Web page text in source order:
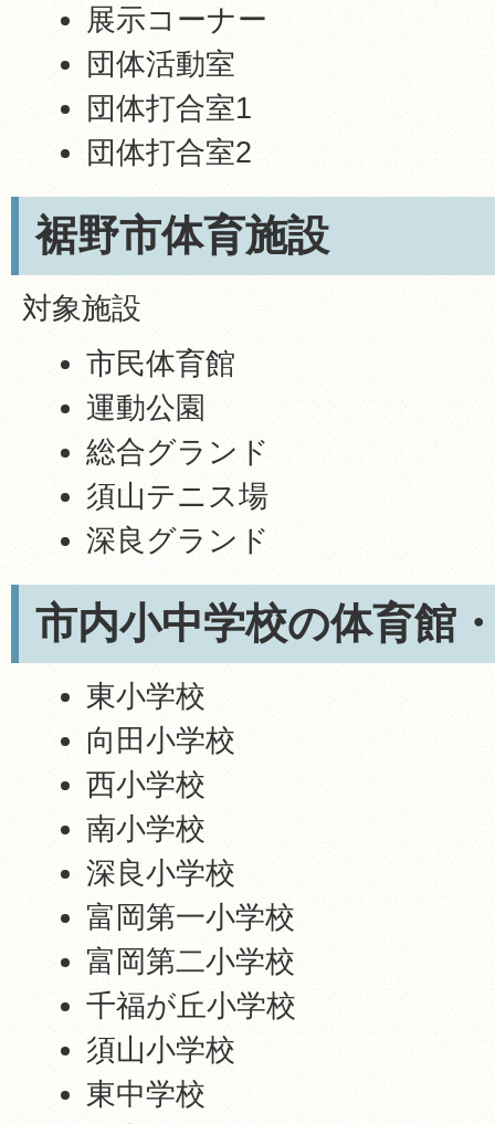
展示コーナー
団体活動室
団体打合室1
団体打合室2
裾野市体育施設
対象施設
市民体育館
運動公園
総合グランド
須山テニス場
深良グランド
市内小中学校の体育館
東小学校
向田小学校
西小学校
南小学校
深良小学校
富岡第一小学校
富岡第二小学校
千福が丘小学校
須山小学校
東中学校